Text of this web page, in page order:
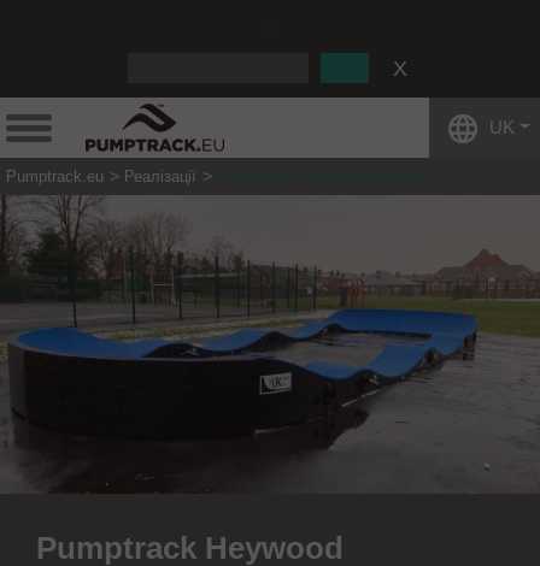
UK
Pumptrack.eu Реалізації Pumptrack Heywood (Англія)
Pumptrack Heywood